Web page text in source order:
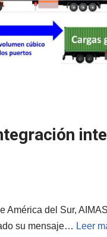
América del Sur,
su mensaje… Leer